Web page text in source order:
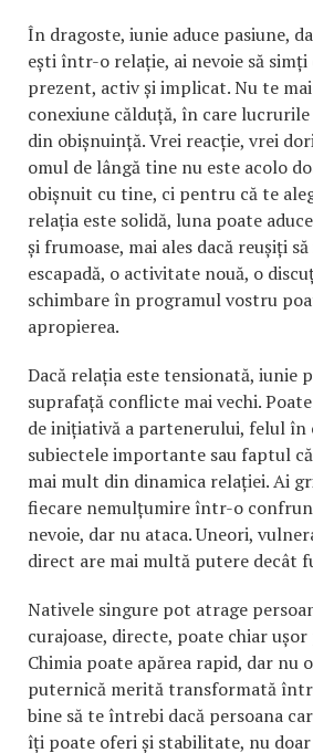
În dragoste, iunie aduce pasiune,
ești într-o relație, ai nevoie să
prezent, activ și implicat. Nu te
conexiune călduță, în care
din obișnuință. Vrei reacție, vrei
omul de lângă tine nu este acolo
obișnuit cu tine, ci pentru că te
relația este solidă, luna poate
și frumoase, mai ales dacă reușiți
escapadă, o activitate nouă, o
schimbare în programul vostru
apropierea.
Dacă relația este tensionată, iunie
suprafață conflicte mai vechi.
de inițiativă a partenerului, felul în
subiectele importante sau faptul
mai mult din dinamica relației. Ai
fiecare nemulțumire într-o
nevoie, dar nu ataca. Uneori,
direct are mai multă putere decât
Nativele singure pot atrage
curajoase, directe, poate chiar
Chimia poate apărea rapid, dar nu
puternică merită transformată
bine să te întrebi dacă persoana
îți poate oferi și stabilitate, nu doar